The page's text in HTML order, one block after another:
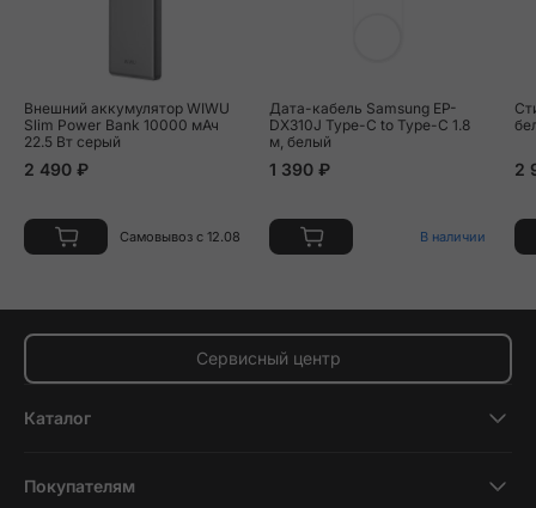
Внешний аккумулятор WIWU
Slim Power Bank 10000 мАч
22.5 Вт серый
2 490 ₽
Самовывоз с 12.08
Дата-кабель Samsung EP-
DX310J Type-C to Type-C 1.8
м, белый
1 390 ₽
В наличии
2
Сервисный центр
Каталог
Планшеты
Покупателям